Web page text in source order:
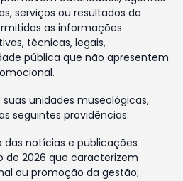
serviços ou resultados da
as informações
técnicas, legais,
pública que não apresentem
unidades museológicas,
seguintes providências:
notícias e publicações
de 2026 que caracterizem
ou promoção da gestão;